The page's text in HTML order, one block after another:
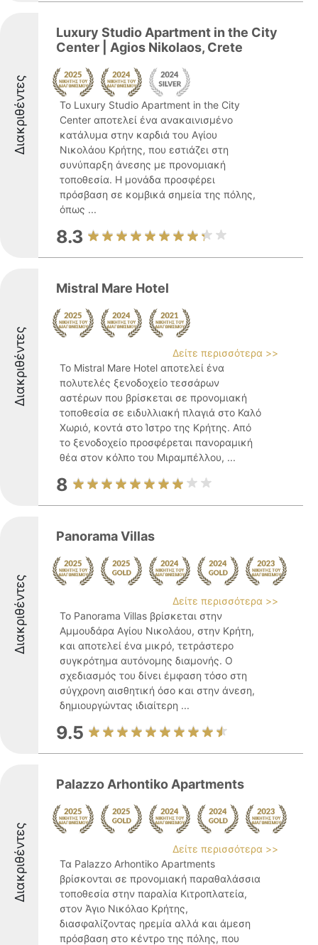
Διακριθέντες
Luxury Studio Apartment in the City
Center | Agios Nikolaos, Crete
Το Luxury Studio Apartment in the City
Center αποτελεί ένα ανακαινισμένο
κατάλυμα στην καρδιά του Αγίου
Νικολάου Κρήτης, που εστιάζει στη
συνύπαρξη άνεσης με προνομιακή
τοποθεσία. Η μονάδα προσφέρει
πρόσβαση σε κομβικά σημεία της πόλης,
όπως ...
8.3
Διακριθέντες
Mistral Mare Hotel
Δείτε περισσότερα >>
Το Mistral Mare Hotel αποτελεί ένα
πολυτελές ξενοδοχείο τεσσάρων
αστέρων που βρίσκεται σε προνομιακή
τοποθεσία σε ειδυλλιακή πλαγιά στο Καλό
Χωριό, κοντά στο Ίστρο της Κρήτης. Από
το ξενοδοχείο προσφέρεται πανοραμική
θέα στον κόλπο του Μιραμπέλλου, ...
8
Διακριθέντες
Panorama Villas
Δείτε περισσότερα >>
Το Panorama Villas βρίσκεται στην
Αμμουδάρα Αγίου Νικολάου, στην Κρήτη,
και αποτελεί ένα μικρό, τετράστερο
συγκρότημα αυτόνομης διαμονής. Ο
σχεδιασμός του δίνει έμφαση τόσο στη
σύγχρονη αισθητική όσο και στην άνεση,
δημιουργώντας ιδιαίτερη ...
9.5
Διακριθέντες
Palazzo Arhontiko Apartments
Δείτε περισσότερα >>
Τα Palazzo Arhontiko Apartments
βρίσκονται σε προνομιακή παραθαλάσσια
τοποθεσία στην παραλία Κιτροπλατεία,
στον Άγιο Νικόλαο Κρήτης,
διασφαλίζοντας ηρεμία αλλά και άμεση
πρόσβαση στο κέντρο της πόλης, που